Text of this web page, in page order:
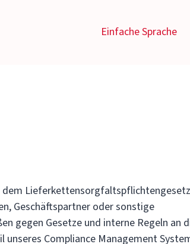
Einfache Sprache
Lieferkettensorgfaltspflichtengesetz
Geschäftspartner oder sonstige
gegen Gesetze und interne Regeln an
Compliance Management